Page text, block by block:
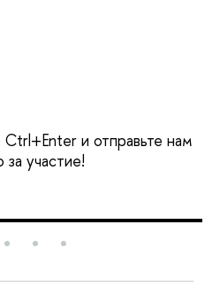
и отправьте нам
участие!